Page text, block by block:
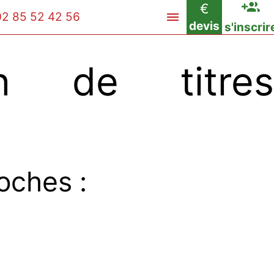
85 52 42 56
€
devis
de titres
: